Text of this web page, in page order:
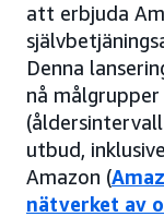
att erbjuda
Denna
nå
utbud,
Amazon (
nätverket av